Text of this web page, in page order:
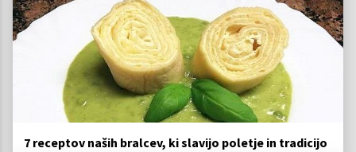
7 receptov naših bralcev, ki slavijo poletje in tradicijo